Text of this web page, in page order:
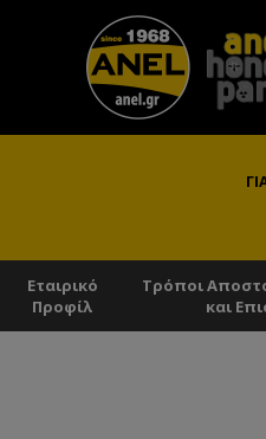
Εταιρικό
Προφίλ
Τρόποι
και